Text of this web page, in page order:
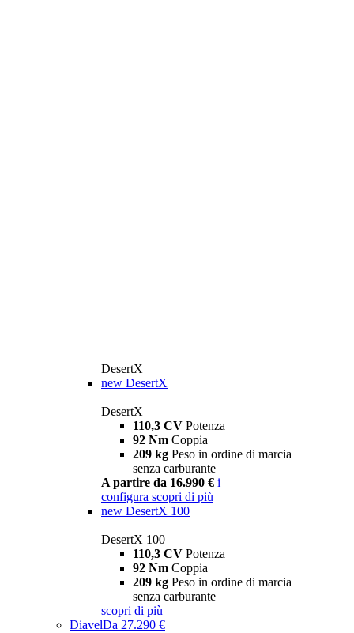
DesertX
new DesertX
DesertX
110,3 CV Potenza
92 Nm Coppia
209 kg Peso in ordine di marcia
senza carburante
A partire da 16.990 € i
configura scopri di più
new DesertX 100
DesertX 100
110,3 CV Potenza
92 Nm Coppia
209 kg Peso in ordine di marcia
senza carburante
scopri di più
DiavelDa 27.290 €